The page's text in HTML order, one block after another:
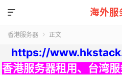
海外服

香港服务器  正文
https://
香港服务器租用、 台湾